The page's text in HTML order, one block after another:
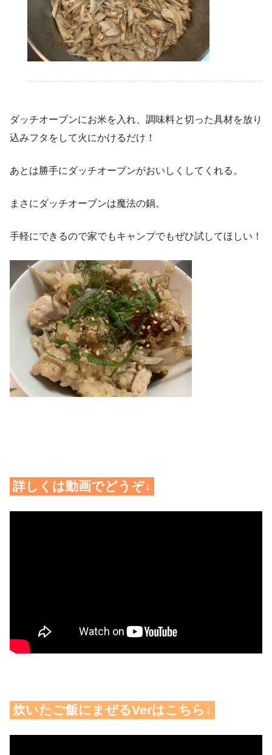
ダッチオーブンにお米を入れ、調味料と切った具材を放り
込みフタをして火にかけるだけ！
あとは勝手にダッチオーブンがおいしくしてくれる。
まさにダッチオーブンは魔法の鍋。
手軽にできるので家でもキャンプでもぜひ試してほしい！
詳しくは動画でどうぞ↓
炊いたご飯にまぜるVerはこちら↓